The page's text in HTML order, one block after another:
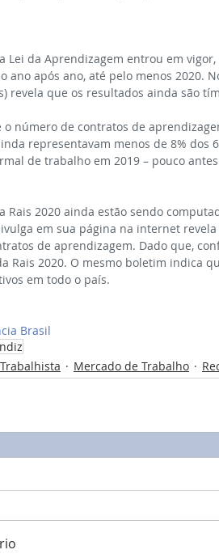
Lei da Aprendizagem entrou em
ano após ano, até pelo menos 2020.
revela que os resultados ainda são
o número de contratos de
representavam menos de 8%
de trabalho em 2019 – pouco
Rais 2020 ainda estão sendo
em sua página na internet
de aprendizagem. Dado que,
Rais 2020. O mesmo boletim indica
em todo o país.
Brasil
Mercado de Trabalho